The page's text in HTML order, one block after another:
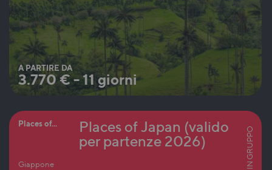
A PARTIRE DA
3.770€-11 giorni
Places of...
Giappone
Places of Japan (valido
per partenze 2026)
IN GRUPPO